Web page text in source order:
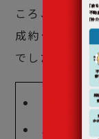
ころ、東京都
成約価格（
でした。
2DK・
3DK・